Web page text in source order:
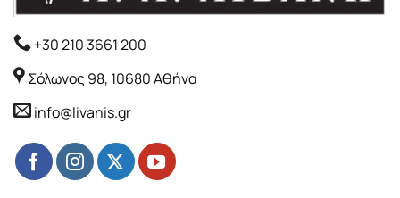
+30 210 3661 200
Σόλωνος 98, 10680 Αθήνα
info@livanis.gr